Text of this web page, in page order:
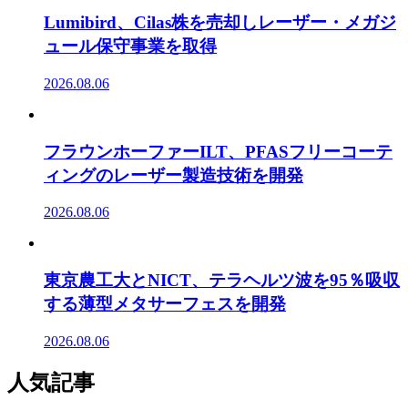
Lumibird、Cilas株を売却しレーザー・メガジ
ュール保守事業を取得
2026.08.06
フラウンホーファーILT、PFASフリーコーテ
ィングのレーザー製造技術を開発
2026.08.06
東京農工大とNICT、テラヘルツ波を95％吸収
する薄型メタサーフェスを開発
2026.08.06
人気記事